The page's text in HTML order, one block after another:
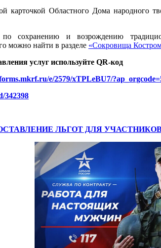
карточкой Областного Дома
сохранению и возрождению
можно найти в разделе «Сокровища
услуг используйте QR-код
e/2579/xTPLeBU7/
342398
ЛЬГОТ ДЛЯ